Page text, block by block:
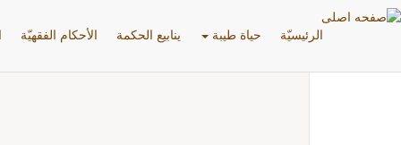
الرئیسیّة حياة طيبة ينابيع الحكمة الأحکام الفقهیّة اشخاص: إبليس